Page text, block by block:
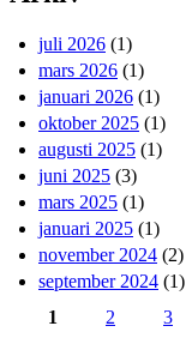
juli 2026 (1)
mars 2026 (1)
januari 2026 (1)
oktober 2025 (1)
augusti 2025 (1)
juni 2025 (3)
mars 2025 (1)
januari 2025 (1)
november 2024 (2)
september 2024 (1)
1 2 3